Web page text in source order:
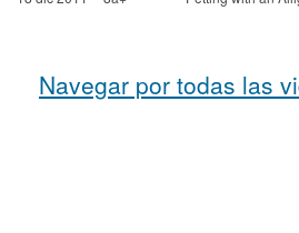
Navegar por todas las